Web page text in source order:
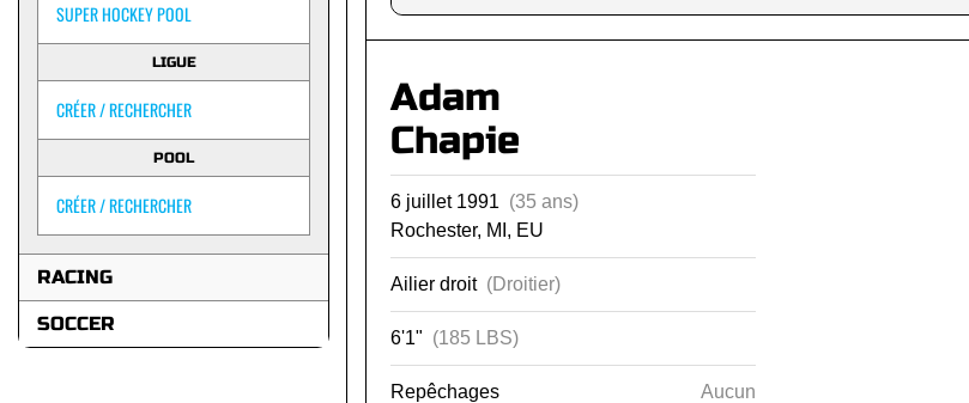
SUPER HOCKEY POOL
LIGUE
CRÉER / RECHERCHER
POOL
CRÉER / RECHERCHER
RACING
SOCCER
Adam
Chapie
6 juillet 1991 (35 ans)
Rochester, MI, EU
Ailier droit (Droitier)
6'1" (185 LBS)
Repêchages Aucun